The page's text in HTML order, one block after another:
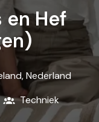
en Hef
,Nederland
Techniek